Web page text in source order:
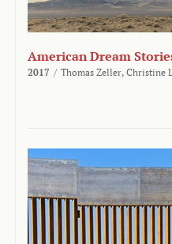
American Dream
2017 / Thomas Zeller, Christine